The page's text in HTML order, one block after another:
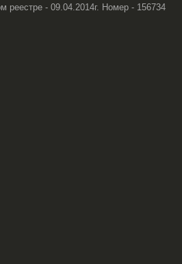
реестре - 09.04.2014г. Номер - 156734